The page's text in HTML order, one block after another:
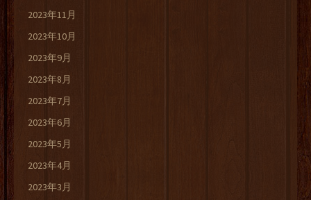
2023年11月
2023年10月
2023年9月
2023年8月
2023年7月
2023年6月
2023年5月
2023年4月
2023年3月